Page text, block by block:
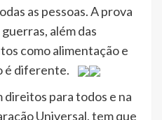
as pessoas. A prova
além das
como alimentação e
é diferente.
direitos para todos e na
Universal, tem que